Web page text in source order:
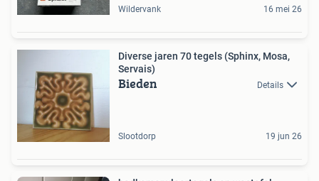
Wildervank 16 mei 26
Diverse jaren 70 tegels (Sphinx, Mosa,
Servais)
Bieden Details
Slootdorp 19 jun 26